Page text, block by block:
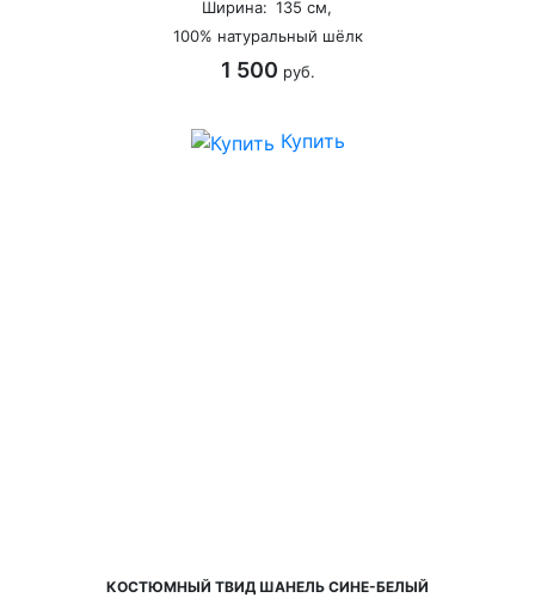
Ширина: 135 см,
100% натуральный шёлк
1 500руб.
Купить
КОСТЮМНЫЙ ТВИД ШАНЕЛЬ СИНЕ-БЕЛЫЙ